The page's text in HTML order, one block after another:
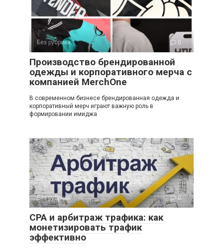
Без рубрики 0
Производство брендированной
одежды и корпоративного мерча с
компанией MerchOne
В современном бизнесе брендированная одежда и
корпоративный мерч играют важную роль в
формировании имиджа
Без рубрики 0
СРА и арбитраж трафика: как
монетизировать трафик
эффективно